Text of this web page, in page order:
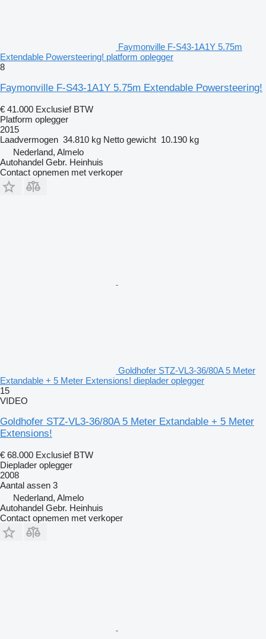
Faymonville F-S43-1A1Y 5.75m
Extendable Powersteering! platform oplegger
8
Faymonville F-S43-1A1Y 5.75m Extendable Powersteering!
€ 41.000 Exclusief BTW
Platform oplegger
2015
Laadvermogen 34.810 kg Netto gewicht 10.190 kg
Nederland, Almelo
Autohandel Gebr. Heinhuis
Contact opnemen met verkoper
Goldhofer STZ-VL3-36/80A 5 Meter
Extandable + 5 Meter Extensions! dieplader oplegger
15
VIDEO
Goldhofer STZ-VL3-36/80A 5 Meter Extandable + 5 Meter
Extensions!
€ 68.000 Exclusief BTW
Dieplader oplegger
2008
Aantal assen 3
Nederland, Almelo
Autohandel Gebr. Heinhuis
Contact opnemen met verkoper